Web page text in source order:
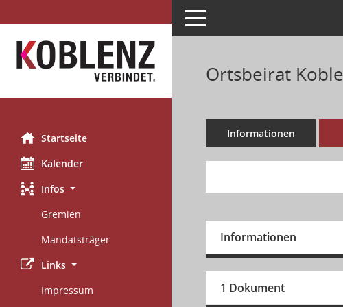
Startseite
Kalender
Infos
Gremien
Mandatsträger
Links
Impressum
Toggle navigation
Ortsbeirat
Informationen
Informationen
1 Dokument